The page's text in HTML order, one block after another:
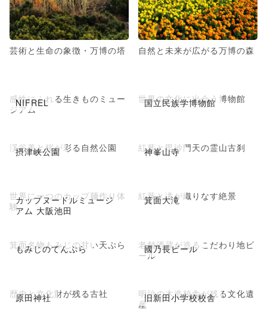
芸術と生命の象徴・万博の塔 自然と未来が広がる万博の森
NIFREL
感性にふれる生きものミュー
ジアム
国立民族学博物館
世界の文化に出会う博物館
摂津峡公園
渓谷美と桜が彩る自然公園 神峯山寺
紅葉と毘沙門天の霊山古刹
カップヌードルミュージ
アム 大阪池田
世界に一つのカップ麺作り体
験
箕面大滝
紅葉と滝が織りなす絶景
もみじのてんぷら
箕面名物もみじの甘い天ぷら 國乃長ビール
老舗酒蔵が造るこだわり地ビ
ール
原田神社
歴史と文化財が残る古社 旧新田小学校校舎
明治の木造校舎が残る文化遺
産